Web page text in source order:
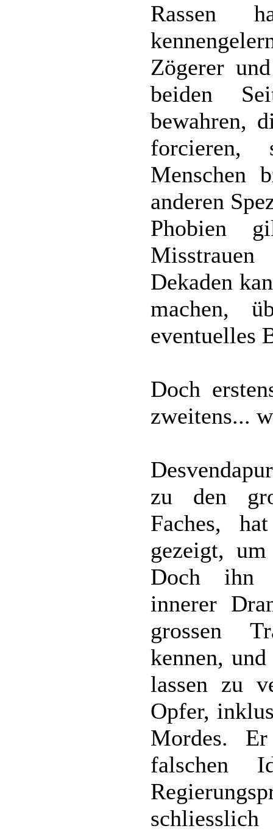
Rassen
Zögerer
beiden
bewahren,
forcieren,
Menschen
anderen
Phobien
Dekaden
machen,
eventuelles
Doch
zweitens...
zu den
Faches,
gezeigt,
Doch ihn
innerer
grossen
kennen,
lassen zu
Opfer,
Mordes.
falschen